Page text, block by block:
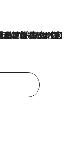
手に再ブーム
で…さだまさし（74）のアグレッシブすぎる現在地